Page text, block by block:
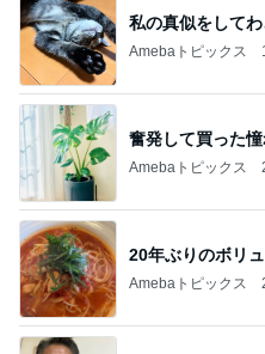
私の真似をして
Amebaトピックス
奮発して買った
Amebaトピックス
20年ぶりのボリ
Amebaトピックス